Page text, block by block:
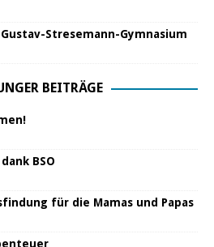
Stresemann-Gymnasium
BEITRÄGE
BSO
für die Mamas und Papas